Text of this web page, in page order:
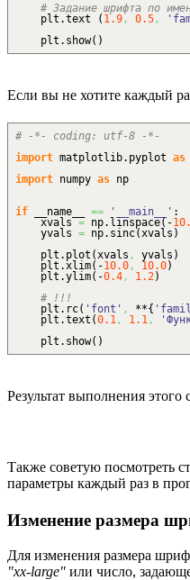
# Задание шрифта по
plt.text ( 1.9, 0.5 ,
plt. show( )
Если вы не хотите каждый
# -*- coding: utf-8 -*-
import matplotlib. pyplot as
import numpy as np
if __name__ == '__main__' :
xvals = np. linspace( -
yvals = np. sinc(xvals )
plt. plot (xvals , yvals )
plt.xlim( -10.0, 10.0)
plt.ylim( -0.4, 1.2)
# !!!
plt. rc( 'font' , **{
plt.text (0.1, 1.1,
plt. show( )
Результат выполнения
Также советую посмотреть
параметры каждый раз в
Изменение размера
Для изменения размера
"xx-large" или число,